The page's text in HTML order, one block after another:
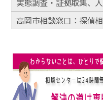
実態調査・証拠取集、
高岡市相談窓口：探偵